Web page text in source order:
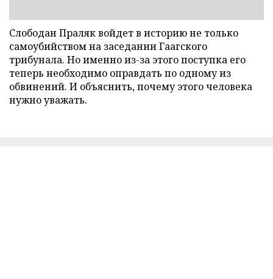
Слободан Праляк войдет в историю не только
самоубийством на заседании Гаагского
трибунала. Но именно из-за этого поступка его
теперь необходимо оправдать по одному из
обвинений. И объяснить, почему этого человека
нужно уважать.